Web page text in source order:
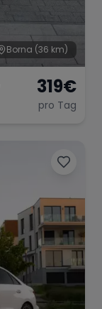
Maserati
Borna (36 km)
319€
pro Tag